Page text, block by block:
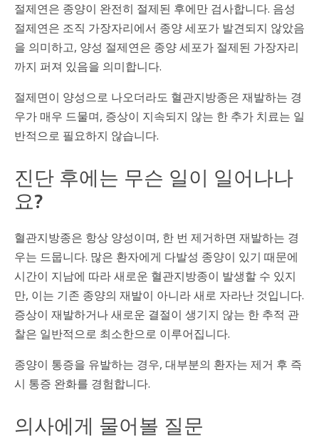
절제연은 종양이 완전히 절제된 후에만 검사합니다. 음성
절제연은 조직 가장자리에서 종양 세포가 발견되지 않았음
을 의미하고, 양성 절제연은 종양 세포가 절제된 가장자리
까지 퍼져 있음을 의미합니다.
절제면이 양성으로 나오더라도 혈관지방종은 재발하는 경
우가 매우 드물며, 증상이 지속되지 않는 한 추가 치료는 일
반적으로 필요하지 않습니다.
진단 후에는 무슨 일이 일어나나
요?
혈관지방종은 항상 양성이며, 한 번 제거하면 재발하는 경
우는 드뭅니다. 많은 환자에게 다발성 종양이 있기 때문에
시간이 지남에 따라 새로운 혈관지방종이 발생할 수 있지
만, 이는 기존 종양의 재발이 아니라 새로 자라난 것입니다.
증상이 재발하거나 새로운 결절이 생기지 않는 한 추적 관
찰은 일반적으로 최소한으로 이루어집니다.
종양이 통증을 유발하는 경우, 대부분의 환자는 제거 후 즉
시 통증 완화를 경험합니다.
의사에게 물어볼 질문